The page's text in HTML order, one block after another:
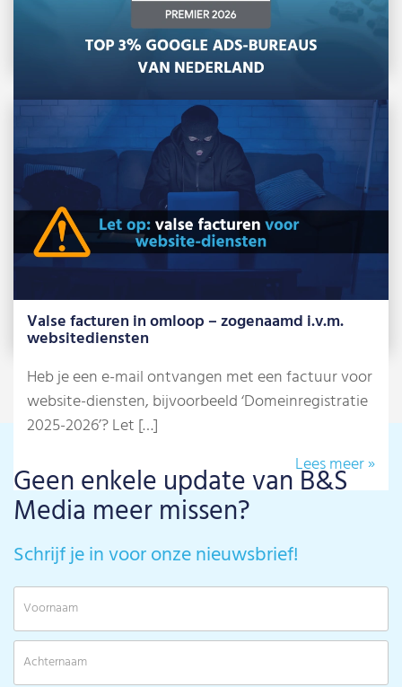
B&S Media is Google Premier Partner 2026
Net als voorgaande jaren behoort ons team in
2026 tot de beste 3% Google […]
Lees meer »
Valse facturen in omloop – zogenaamd i.v.m.
websitediensten
Heb je een e-mail ontvangen met een factuur voor
website-diensten, bijvoorbeeld ‘Domeinregistratie
2025-2026’? Let […]
Lees meer »
Geen enkele update van B&S
Media meer missen?
Schrijf je in voor onze nieuwsbrief!